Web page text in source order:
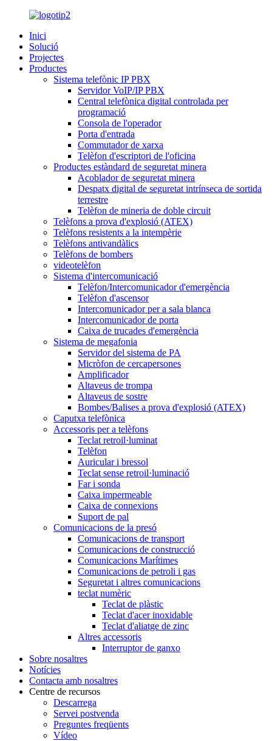
Inici
Solució
Projectes
Productes
Sistema telefònic IP PBX
Servidor VoIP/IP PBX
Central telefònica digital controlada per
programació
Consola de l'operador
Porta d'entrada
Commutador de xarxa
Telèfon d'escriptori de l'oficina
Productes estàndard de seguretat minera
Acoblador de seguretat minera
Despatx digital de seguretat intrínseca de sortida
terrestre
Telèfon de mineria de doble circuit
Telèfons a prova d'explosió (ATEX)
Telèfons resistents a la intempèrie
Telèfons antivandàlics
Telèfons de bombers
videotelèfon
Sistema d'intercomunicació
Telèfon/Intercomunicador d'emergència
Telèfon d'ascensor
Intercomunicador per a sala blanca
Intercomunicador de porta
Caixa de trucades d'emergència
Sistema de megafonia
Servidor del sistema de PA
Micròfon de cercapersones
Amplificador
Altaveus de trompa
Altaveus de sostre
Bombes/Balises a prova d'explosió (ATEX)
Caputxa telefònica
Accessoris per a telèfons
Teclat retroil·luminat
Telèfon
Auricular i bressol
Teclat sense retroil·luminació
Far i sonda
Caixa impermeable
Caixa de connexions
Suport de pal
Comunicacions de la presó
Comunicacions de transport
Comunicacions de construcció
Comunicacions Marítimes
Comunicacions de petroli i gas
Seguretat i altres comunicacions
teclat numèric
Teclat de plàstic
Teclat d'acer inoxidable
Teclat d'aliatge de zinc
Altres accessoris
Interruptor de ganxo
Sobre nosaltres
Notícies
Contacta amb nosaltres
Centre de recursos
Descarrega
Servei postvenda
Preguntes freqüents
Vídeo